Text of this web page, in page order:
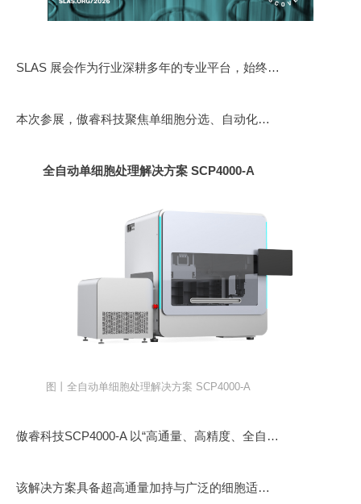
SLAS 展会作为行业深耕多年的专业平台，始终聚焦人工智能、微纳米技术、单细胞分析等前沿领域的技术突破与产业应用，本届展会更是设置8大科学轨道的专业研讨、前沿产品展示、企业技术教程等多元环节，成为全球生命科学领域技术创新与合作交流的核心枢纽。深耕智能微流控领域的傲睿科技，再度登临这一国际舞台，携两款核心单细胞领域产品及专属技术解决方案重磅亮相，以国产原研的硬核实力，展现中国生物智造的创新力量。
本次参展，傲睿科技聚焦单细胞分选、自动化实验流程等关键科研场景，重点展示了
全自动单细胞处理解决方案 SCP4000-A
图丨全自动单细胞处理解决方案 SCP4000-A
傲睿科技SCP4000-A 以“高通量、高精度、全自动化”为核心定位，全方位覆盖单细胞深度分析与样本处理全流程，打破传统实验模式的局限，为科研工作者提供更高效的技术支撑。
该解决方案具备超高通量加持与广泛的细胞适配性，可实现单细胞深度精准分析，搭载标准化工作流程，让实验操作更规范、结果更稳定；在核心性能上，其细胞分选效率与精度双优，蛋白质组学表现卓越，核心性能指标全面领先全球顶尖设备，无需担心与国际前沿技术脱节。